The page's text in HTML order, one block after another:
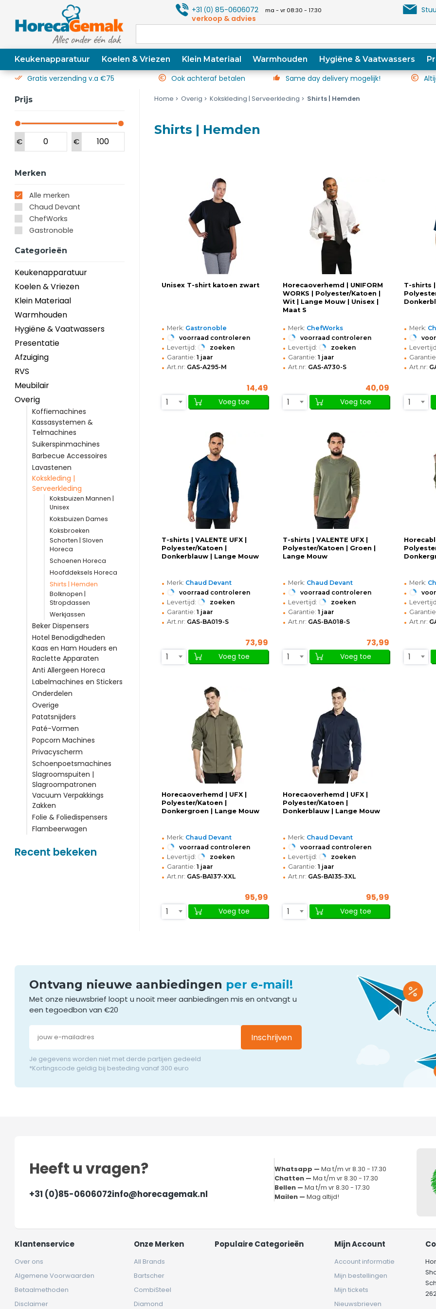
+31(0) 85-0606072 ma - vr 08:30 - 17:30
verkoop & advies
Keukenapparatuur Koelen & Vriezen Klein Materiaal Warmhouden Hygiëne & Vaatwassers
Gratis verzending v.a €75 Ook achteraf betalen Same day delivery mogelijk!
Prijs
€ €
Merken
Alle merken
Chaud Devant
ChefWorks
Gastronoble
Categorieën
Keukenapparatuur
Koelen & Vriezen
Klein Materiaal
Warmhouden
Hygiëne & Vaatwassers
Presentatie
Afzuiging
RVS
Meubilair
Overig
Koffiemachines
Kassasystemen &
Telmachines
Suikerspinmachines
Barbecue Accessoires
Lavastenen
Kokskleding |
Serveerkleding
Koksbuizen Mannen |
Unisex
Koksbuizen Dames
Koksbroeken
Schorten | Sloven
Horeca
Schoenen Horeca
Hoofddeksels Horeca
Shirts | Hemden
Bolknopen |
Stropdassen
Werkjassen
Beker Dispensers
Hotel Benodigdheden
Kaas en Ham Houders en
Raclette Apparaten
Anti Allergeen Horeca
Labelmachines en Stickers
Onderdelen
Overige
Patatsnijders
Paté-Vormen
Popcorn Machines
Privacyscherm
Schoenpoetsmachines
Slagroomspuiten |
Slagroompatronen
Vacuum Verpakkings
Zakken
Folie & Foliedispensers
Flambeerwagen
Recent bekeken
Home Overig Kokskleding | Serveerkleding Shirts | Hemden
Shirts | Hemden
Unisex T-shirt katoen zwart
• Merk: Gastronoble
• voorraad controleren
• Levertijd: zoeken
• Garantie: 1 jaar
• Art.nr: GAS-A295-M
14,49
1
Voeg toe
Horecaoverhemd | UNIFORM
WORKS | Polyester/Katoen |
Wit | Lange Mouw | Unisex |
Maat S
• Merk: ChefWorks
• voorraad controleren
• Levertijd: zoeken
• Garantie: 1 jaar
• Art.nr: GAS-A730-S
40,09
1
Voeg toe
T-shirts |
• Merk:
•
•
•
• Art.nr:
1
T-shirts | VALENTE UFX |
Polyester/Katoen |
Donkerblauw | Lange Mouw
• Merk: Chaud Devant
• voorraad controleren
• Levertijd: zoeken
• Garantie: 1 jaar
• Art.nr: GAS-BA019-S
73,99
1
Voeg toe
T-shirts | VALENTE UFX |
Polyester/Katoen | Groen |
Lange Mouw
• Merk: Chaud Devant
• voorraad controleren
• Levertijd: zoeken
• Garantie: 1 jaar
• Art.nr: GAS-BA018-S
73,99
1
Voeg toe
• Merk:
•
•
•
• Art.nr:
1
Horecaoverhemd | UFX |
Polyester/Katoen |
Donkergroen | Lange Mouw
• Merk: Chaud Devant
• voorraad controleren
• Levertijd: zoeken
• Garantie: 1 jaar
• Art.nr: GAS-BA137-XXL
95,99
1
Voeg toe
Horecaoverhemd | UFX |
Polyester/Katoen |
Donkerblauw | Lange Mouw
• Merk: Chaud Devant
• voorraad controleren
• Levertijd: zoeken
• Garantie: 1 jaar
• Art.nr: GAS-BA135-3XL
95,99
1
Voeg toe
Ontvang nieuwe aanbiedingen per e-mail!
Met onze nieuwsbrief loopt u nooit meer aanbiedingen mis en ontvangt u
een tegoedbon van €20
Inschrijven
Je gegevens worden niet met derde partijen gedeeld
*Kortingscode geldig bij besteding vanaf 300 euro
Heeft u vragen?
+31 (0)85-0606072info@horecagemak.nl
Whatsapp —Ma t/m vr 8.30 - 17.30
Chatten —Ma t/m vr 8.30 - 17.30
Bellen —Ma t/m vr 8.30 - 17.30
Mailen —Mag altijd!
Klantenservice
Over ons
Algemene Voorwaarden
Betaalmethoden
Disclaimer
Onze Merken
All Brands
Bartscher
CombiSteel
Diamond
Populaire Categorieën Mijn Account
Account informatie
Mijn bestellingen
Mijn tickets
Nieuwsbrieven